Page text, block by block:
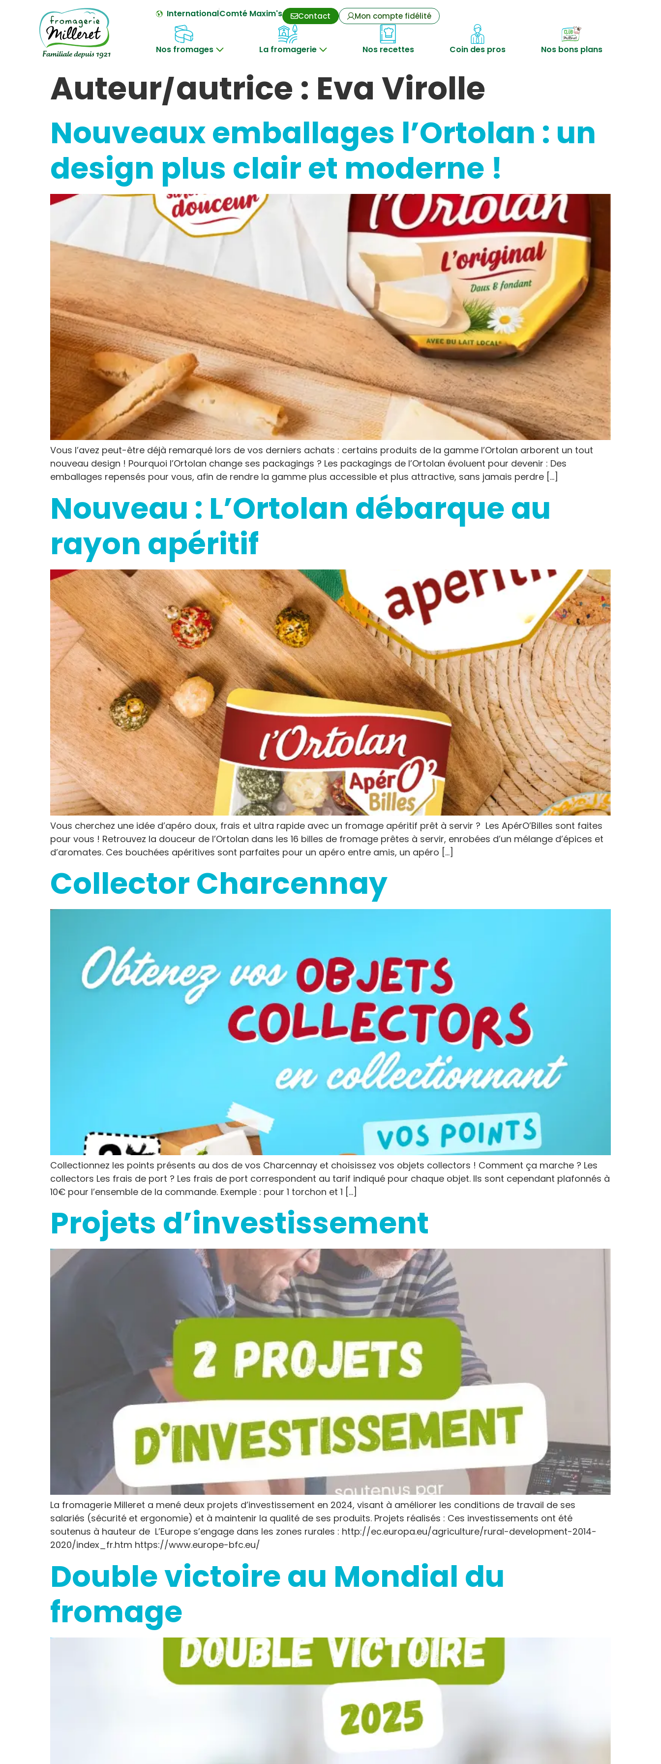
InternationalComté Maxim's Contact Mon compte fidélité
Nos fromages La fromagerie Nos recettes Coin des pros Nos bons plans
Auteur/autrice : Eva Virolle
Nouveaux emballages l’Ortolan : un
design plus clair et moderne !
Vous l’avez peut-être déjà remarqué lors de vos derniers achats : certains produits de la gamme l’Ortolan arborent un tout
nouveau design ! Pourquoi l’Ortolan change ses packagings ? Les packagings de l’Ortolan évoluent pour devenir : Des
emballages repensés pour vous, afin de rendre la gamme plus accessible et plus attractive, sans jamais perdre […]
Nouveau : L’Ortolan débarque au
rayon apéritif
Vous cherchez une idée d’apéro doux, frais et ultra rapide avec un fromage apéritif prêt à servir ? Les ApérO’Billes sont faites
pour vous ! Retrouvez la douceur de l’Ortolan dans les 16 billes de fromage prêtes à servir, enrobées d’un mélange d’épices et
d’aromates. Ces bouchées apéritives sont parfaites pour un apéro entre amis, un apéro […]
Collector Charcennay
Collectionnez les points présents au dos de vos Charcennay et choisissez vos objets collectors ! Comment ça marche ? Les
collectors Les frais de port ? Les frais de port correspondent au tarif indiqué pour chaque objet. Ils sont cependant plafonnés à
10€ pour l’ensemble de la commande. Exemple : pour 1 torchon et 1 […]
Projets d’investissement
La fromagerie Milleret a mené deux projets d’investissement en 2024, visant à améliorer les conditions de travail de ses
salariés (sécurité et ergonomie) et à maintenir la qualité de ses produits. Projets réalisés : Ces investissements ont été
soutenus à hauteur de L’Europe s’engage dans les zones rurales : http://ec.europa.eu/agriculture/rural-development-2014-
2020/index_fr.htm https://www.europe-bfc.eu/
Double victoire au Mondial du
fromage